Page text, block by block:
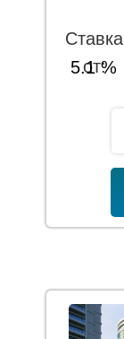
Ставка
от:
5.1 %